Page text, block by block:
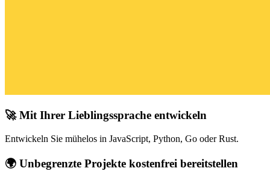
🚀 Mit Ihrer Lieblingssprache entwickeln
Entwickeln Sie mühelos in JavaScript, Python, Go oder Rust.
🌍 Unbegrenzte Projekte kostenfrei bereitstellen